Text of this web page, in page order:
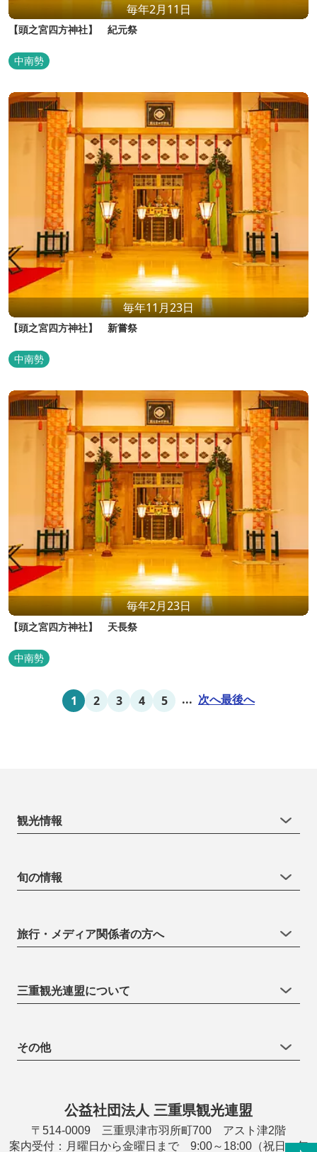
毎年2月11日
【頭之宮四方神社】 紀元祭
中南勢
毎年11月23日
【頭之宮四方神社】 新嘗祭
中南勢
毎年2月23日
【頭之宮四方神社】 天長祭
中南勢
1 2 3 4 5 ... 次へ最後へ
観光情報
旬の情報
旅行・メディア関係者の方へ
三重観光連盟について
その他
公益社団法人 三重県観光連盟
〒514-0009 三重県津市羽所町700 アスト津2階
案内受付：月曜日から金曜日まで 9:00～18:00（祝日・年